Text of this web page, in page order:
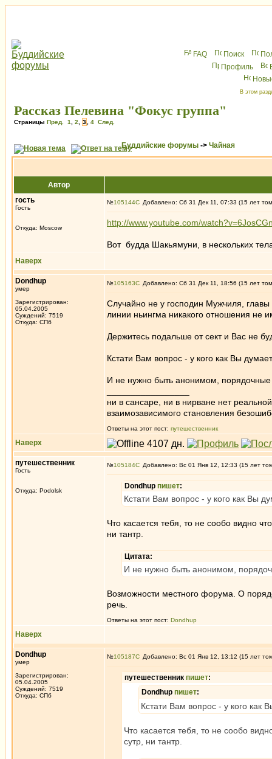
FAQ Поиск
Профиль
В этом
Рассказ Пелевина "Фокус группа"
Страницы Пред. 1 2 3 4 След.
Буддийские форумы -> Чайная
Автор
гoсть
Гость
Откуда: Moscow
№105144 Добавлено: Сб 31 Дек 11, 07:33 (15 лет
http://www.youtube.com/
Вот будда Шакьямуни, в нескольких
Наверх
Dondhup
умер
Зарегистрирован:
05.04.2005
Суждений: 7519
Откуда: СПб
№105163 Добавлено: Сб 31 Дек 11, 18:56 (15 лет
Случайно не у господин Мужчиля,
линии ньингма никакого отношения не
Держитесь подальше от сект и Вас не
Кстати Вам вопрос - у кого как Вы
И не нужно быть анонимом, порядочные
ни в сансаре, ни в нирване нет
взаимозависимого становления
Ответы на этот пост: путешественник
Наверх
путешественник
Гость
Откуда: Podolsk
№105184 Добавлено: Вс 01 Янв 12, 12:33 (15 лет
Dondhup пишет:
Кстати Вам вопрос - у кого как Вы
Что касается тебя, то не сообо видно
ни тантр.
Цитата:
И не нужно быть анонимом,
Возможности местного форума. О
речь.
Ответы на этот пост: Dondhup
Наверх
Dondhup
умер
Зарегистрирован:
05.04.2005
Суждений: 7519
Откуда: СПб
№105187 Добавлено: Вс 01 Янв 12, 13:12 (15 лет
путешественник пишет:
Dondhup пишет:
Кстати Вам вопрос - у кого
Что касается тебя, то не сообо
сутр, ни тантр.